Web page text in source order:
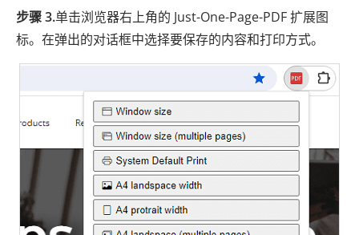
步骤 3.单击浏览器右上角的 Just-One-Page-PDF 扩展图
标。在弹出的对话框中选择要保存的内容和打印方式。